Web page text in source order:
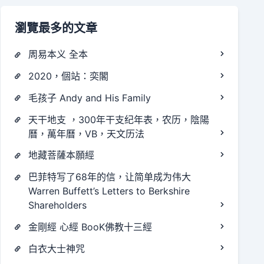
瀏覽最多的文章
周易本义 全本
2020，個站：奕閣
毛孩子 Andy and His Family
天干地支 ，300年干支纪年表，农历，陰陽
曆，萬年曆，VB，天文历法
地藏菩薩本願經
巴菲特写了68年的信，让简单成为伟大
Warren Buffett’s Letters to Berkshire
Shareholders
金剛經 心經 BooK佛教十三經
白衣大士神咒